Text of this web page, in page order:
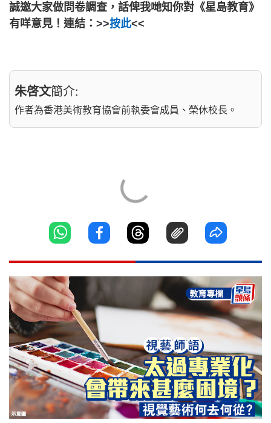
誠邀大家做問卷調查，話俾我哋知你對《星島教育》
有咩意見！連結：>>按此<<
朱啓文簡介:
作者為香港美術教育協會前執委會成員、榮休校長。